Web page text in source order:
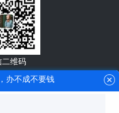
办不成不要钱
二维码